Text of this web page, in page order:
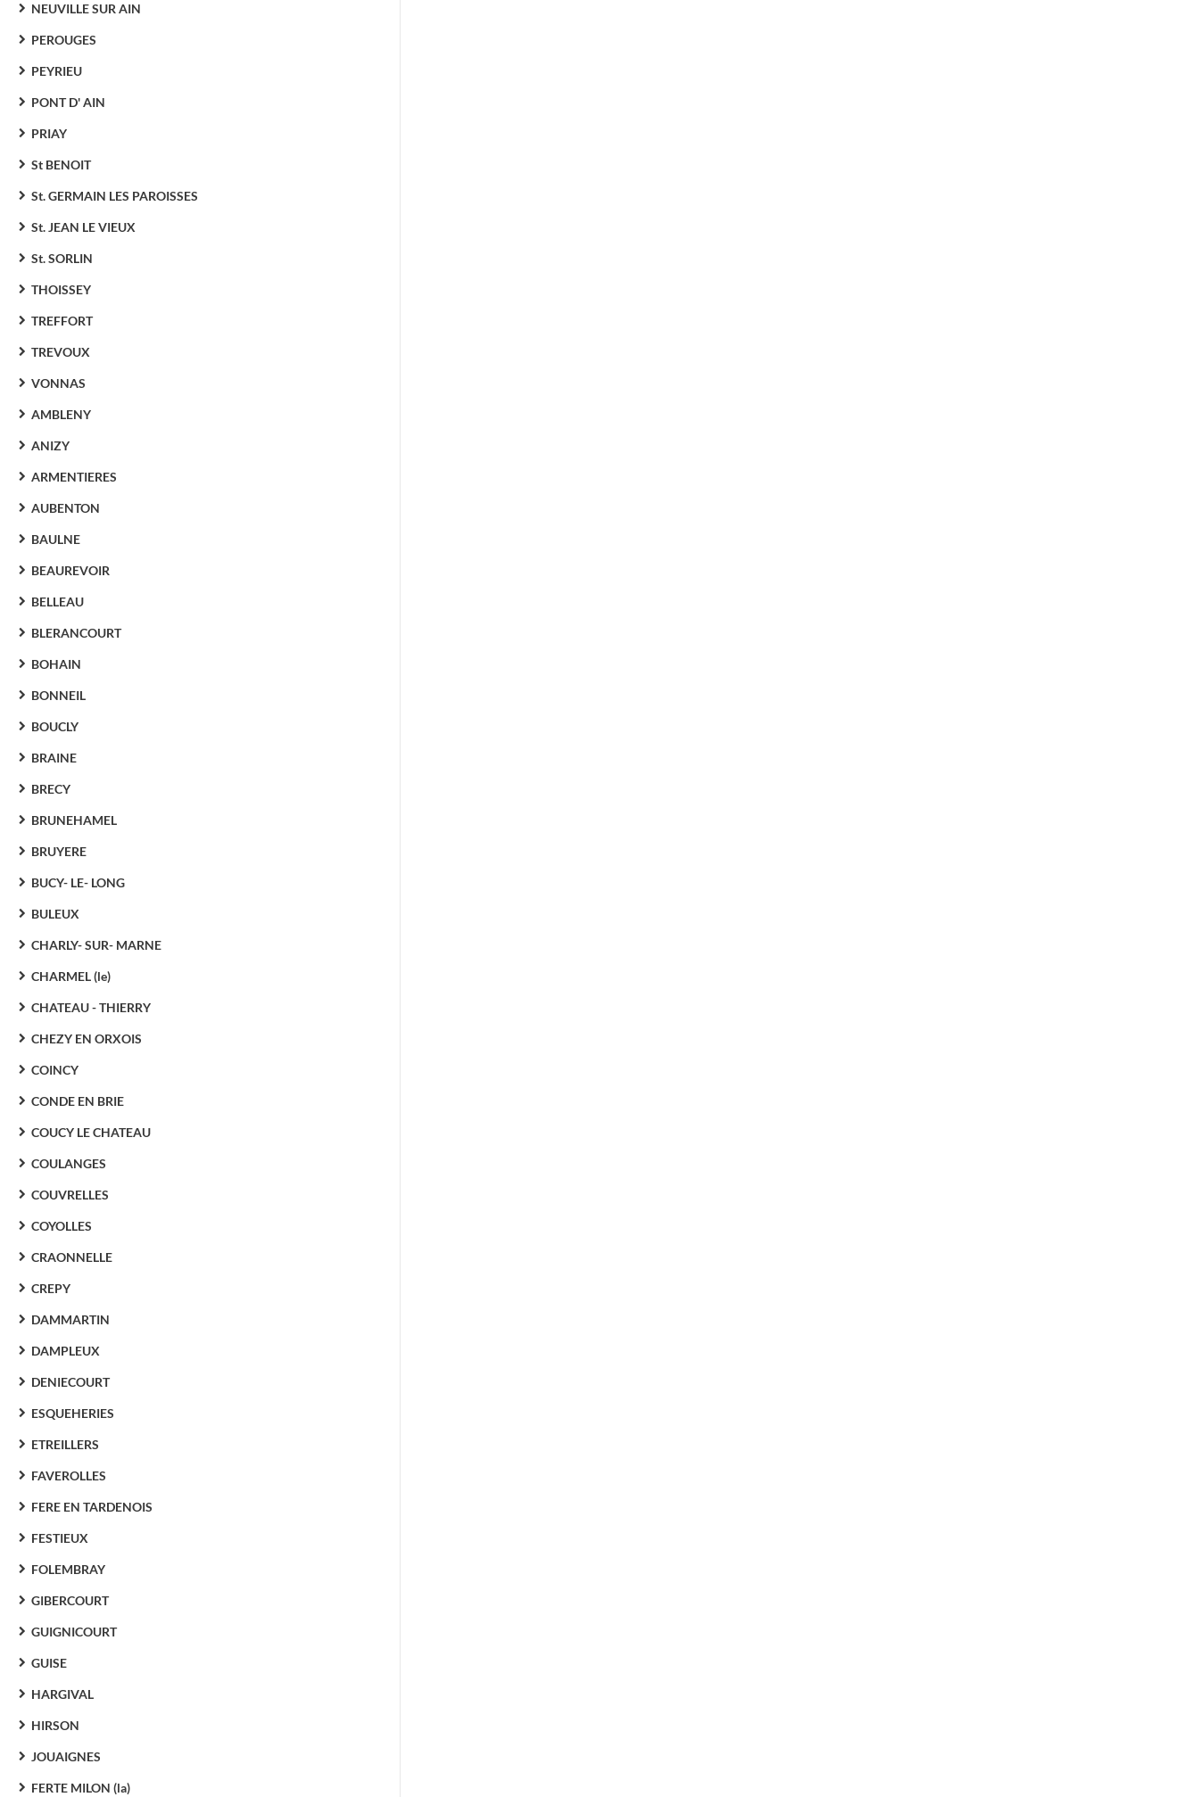
NEUVILLE SUR AIN
PEROUGES
PEYRIEU
PONT D' AIN
PRIAY
St BENOIT
St. GERMAIN LES PAROISSES
St. JEAN LE VIEUX
St. SORLIN
THOISSEY
TREFFORT
TREVOUX
VONNAS
AMBLENY
ANIZY
ARMENTIERES
AUBENTON
BAULNE
BEAUREVOIR
BELLEAU
BLERANCOURT
BOHAIN
BONNEIL
BOUCLY
BRAINE
BRECY
BRUNEHAMEL
BRUYERE
BUCY- LE- LONG
BULEUX
CHARLY- SUR- MARNE
CHARMEL (le)
CHATEAU - THIERRY
CHEZY EN ORXOIS
COINCY
CONDE EN BRIE
COUCY LE CHATEAU
COULANGES
COUVRELLES
COYOLLES
CRAONNELLE
CREPY
DAMMARTIN
DAMPLEUX
DENIECOURT
ESQUEHERIES
ETREILLERS
FAVEROLLES
FERE EN TARDENOIS
FESTIEUX
FOLEMBRAY
GIBERCOURT
GUIGNICOURT
GUISE
HARGIVAL
HIRSON
JOUAIGNES
FERTE MILON (la)